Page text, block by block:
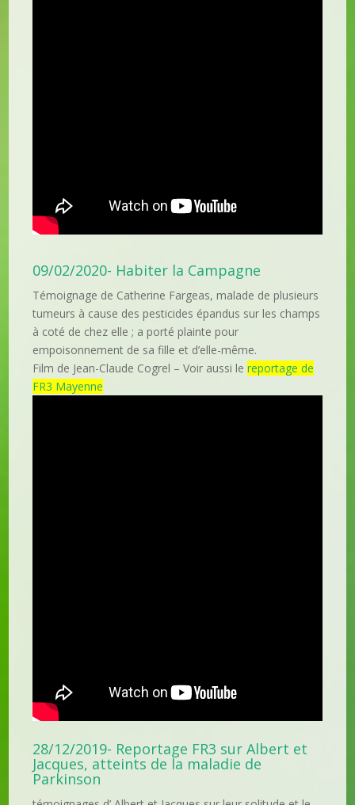
09/02/2020- Habiter la Campagne
Témoignage de Catherine Fargeas, malade de plusieurs
tumeurs à cause des pesticides épandus sur les champs
à coté de chez elle ; a porté plainte pour
empoisonnement de sa fille et d’elle-même.
Film de Jean-Claude Cogrel – Voir aussi lereportage de
FR3 Mayenne
28/12/2019- Reportage FR3 sur Albert et
Jacques, atteints de la maladie de
Parkinson